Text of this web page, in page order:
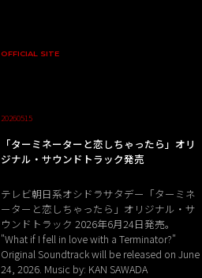
OFFICIAL SITE
20260515
「ターミネーターと恋しちゃったら」オリ
ジナル・サウンドトラック発売
テレビ朝日系オシドラサタデー「ターミネ
ーターと恋しちゃったら」オリジナル・サ
ウンドトラック 2026年6月24日発売。
"What if I fell in love with a Terminator?"
Original Soundtrack will be released on June
24, 2026. Music by: KAN SAWADA